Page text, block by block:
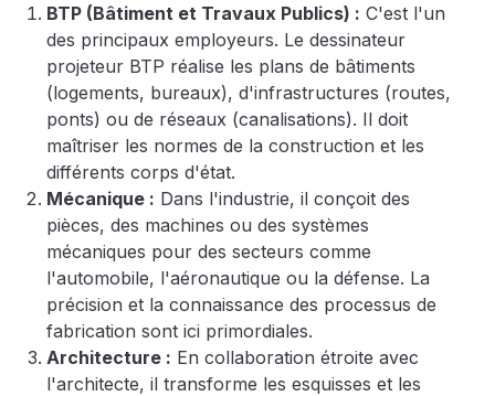
BTP (Bâtiment et Travaux Publics) : C'est l'un
des principaux employeurs. Le dessinateur
projeteur BTP réalise les plans de bâtiments
(logements, bureaux), d'infrastructures (routes,
ponts) ou de réseaux (canalisations). Il doit
maîtriser les normes de la construction et les
différents corps d'état.
Mécanique : Dans l'industrie, il conçoit des
pièces, des machines ou des systèmes
mécaniques pour des secteurs comme
l'automobile, l'aéronautique ou la défense. La
précision et la connaissance des processus de
fabrication sont ici primordiales.
Architecture : En collaboration étroite avec
l'architecte, il transforme les esquisses et les